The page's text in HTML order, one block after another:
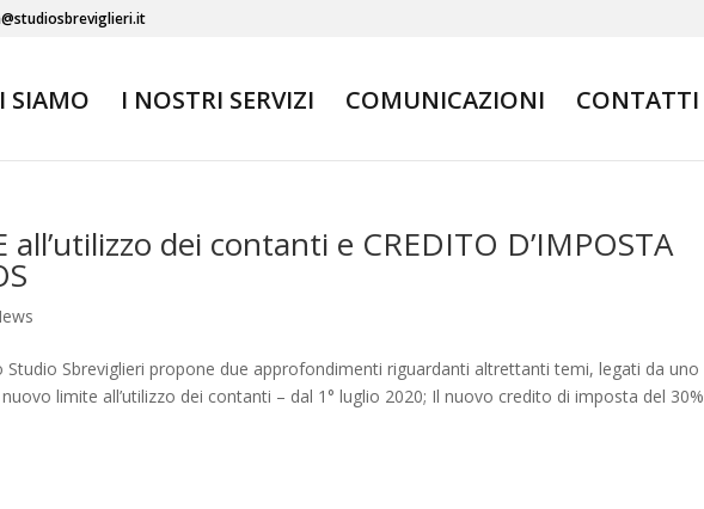
SIAMO I NOSTRI SERVIZI COMUNICAZIONI CONTATTI
dei contanti e CREDITO D’IMPOSTA
Sbreviglieri propone due approfondimenti riguardanti altrettanti temi, legati da uno
limite all’utilizzo dei contanti – dal 1° luglio 2020; Il nuovo credito di imposta del 30%